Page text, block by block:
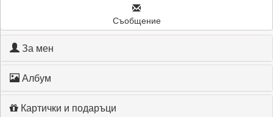
Съобщение
За мен
Албум
Картички и подаръци